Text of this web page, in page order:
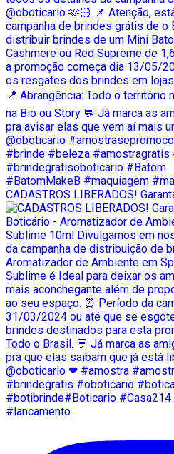
CADASTROS LIBERADOS!